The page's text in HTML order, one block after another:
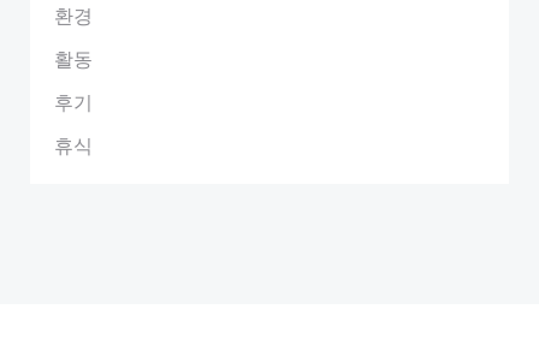
환경
활동
후기
휴식